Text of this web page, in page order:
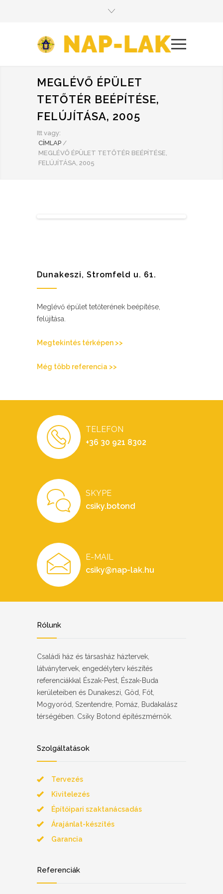
MEGLÉVŐ ÉPÜLET
TETŐTÉR BEÉPÍTÉSE,
FELÚJÍTÁSA, 2005
Itt vagy:
CÍMLAP /
MEGLÉVŐ ÉPÜLET TETŐTÉR BEÉPÍTÉSE,
FELÚJÍTÁSA, 2005
Dunakeszi, Stromfeld u. 61.
Meglévő épület tetőterének beépítése,
felújítása.
Megtekintés térképen >>
Még több referencia >>
TELEFON
+36 30 921 8302
SKYPE
csiky.botond
E-MAIL
csiky@nap-lak.hu
Rólunk
Családi ház és társasház háztervek,
látványtervek, engedélyterv készítés
referenciákkal Észak-Pest, Észak-Buda
kerületeiben és Dunakeszi, Göd, Fót,
Mogyoród, Szentendre, Pomáz, Budakalász
térségében. Csiky Botond építészmérnök.
Szolgáltatások
Tervezés
Kivitelezés
Építőipari szaktanácsadás
Árajánlat-készítés
Garancia
Referenciák